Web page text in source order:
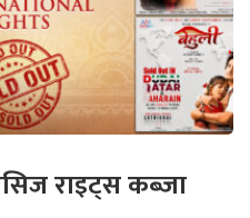
राइट्स कब्जा